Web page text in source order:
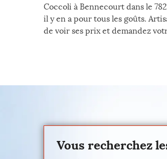
Coccoli à Bennecourt dans le
il y en a pour tous les goûts.
de voir ses prix et demandez
Vous recherchez